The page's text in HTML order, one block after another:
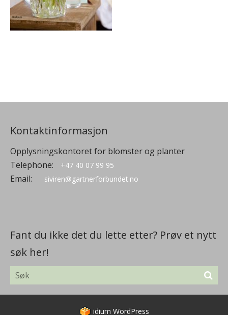
Kontaktinformasjon
Opplysningskontoret for blomster og planter
Telephone:
+47 40 07 99 95
Email: siviren@gartnerforbundet.no
Fant du ikke det du lette etter? Prøv et nytt
søk her!
idium WordPress